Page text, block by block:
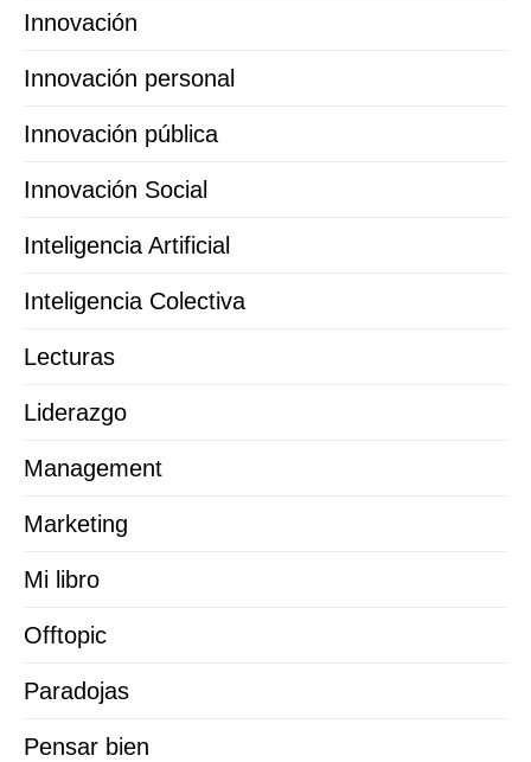
Innovación
Innovación personal
Innovación pública
Innovación Social
Inteligencia Artificial
Inteligencia Colectiva
Lecturas
Liderazgo
Management
Marketing
Mi libro
Offtopic
Paradojas
Pensar bien